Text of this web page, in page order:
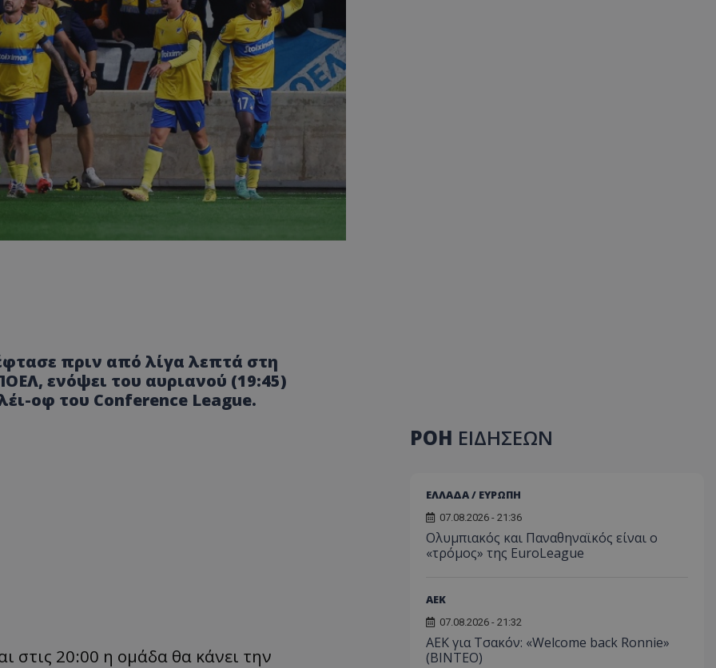
πριν από λίγα λεπτά στη
ενόψει του αυριανού (19:45)
οφ του Conference League.
στις 20:00 η ομάδα θα κάνει την
ΡΟΗ ΕΙΔΗΣΕΩΝ
ΕΛΛΑΔΑ / ΕΥΡΩΠΗ
07.08.2026 - 21:36
Ολυμπιακός και Παναθηναϊκός είναι ο
«τρόμος» της EuroLeague
ΑEK
07.08.2026 - 21:32
ΑΕΚ για Τσακόν: «Welcome back Ronnie»
(ΒΙΝΤΕΟ)